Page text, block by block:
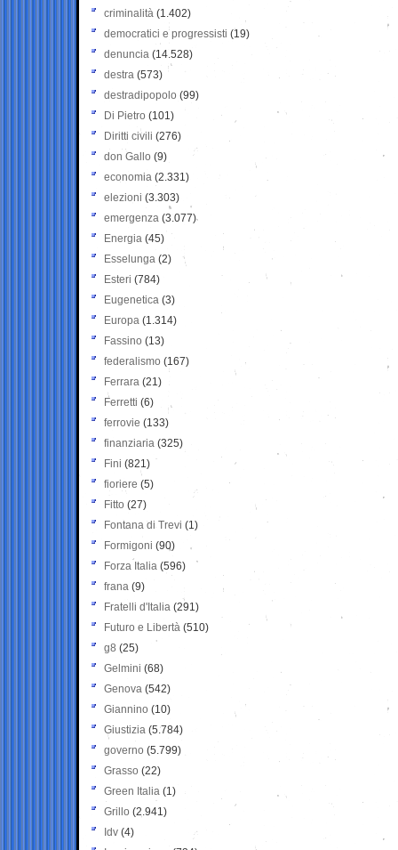
criminalità (1.402)
democratici e progressisti (19)
denuncia (14.528)
destra (573)
destradipopolo (99)
Di Pietro (101)
Diritti civili (276)
don Gallo (9)
economia (2.331)
elezioni (3.303)
emergenza (3.077)
Energia (45)
Esselunga (2)
Esteri (784)
Eugenetica (3)
Europa (1.314)
Fassino (13)
federalismo (167)
Ferrara (21)
Ferretti (6)
ferrovie (133)
finanziaria (325)
Fini (821)
fioriere (5)
Fitto (27)
Fontana di Trevi (1)
Formigoni (90)
Forza Italia (596)
frana (9)
Fratelli d'Italia (291)
Futuro e Libertà (510)
g8 (25)
Gelmini (68)
Genova (542)
Giannino (10)
Giustizia (5.784)
governo (5.799)
Grasso (22)
Green Italia (1)
Grillo (2.941)
Idv (4)